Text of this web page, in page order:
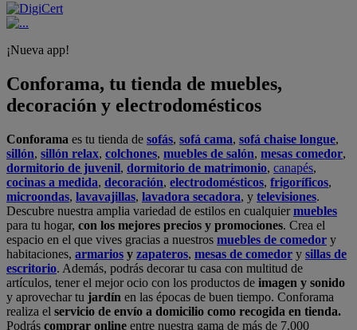
¡Nueva app!
Conforama, tu tienda de muebles,
decoración y electrodomésticos
Conforama es tu tienda de sofás, sofá cama, sofá chaise longue,
sillón, sillón relax, colchones, muebles de salón, mesas comedor,
dormitorio de juvenil, dormitorio de matrimonio, canapés,
cocinas a medida, decoración, electrodomésticos, frigoríficos,
microondas, lavavajillas, lavadora secadora, y televisiones.
Descubre nuestra amplia variedad de estilos en cualquiermuebles
para tu hogar, con los mejores precios y promociones. Crea el
espacio en el que vives gracias a nuestros muebles de comedor y
habitaciones, armarios y zapateros, mesas de comedor y sillas de
escritorio. Además, podrás decorar tu casa con multitud de
artículos, tener el mejor ocio con los productos de imagen y sonido
y aprovechar tu jardín en las épocas de buen tiempo. Conforama
realiza el servicio de envío a domicilio como recogida en tienda.
Podrás comprar online entre nuestra gama de más de 7.000